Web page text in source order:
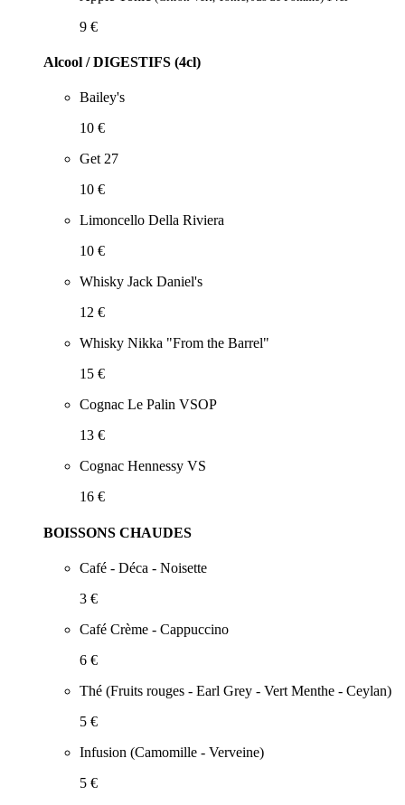
9 €
Alcool / DIGESTIFS (4cl)
Bailey's
10 €
Get 27
10 €
Limoncello Della Riviera
10 €
Whisky Jack Daniel's
12 €
Whisky Nikka "From the Barrel"
15 €
Cognac Le Palin VSOP
13 €
Cognac Hennessy VS
16 €
BOISSONS CHAUDES
Café - Déca - Noisette
3 €
Café Crème - Cappuccino
6 €
Thé (Fruits rouges - Earl Grey - Vert Menthe - Ceylan)
5 €
Infusion (Camomille - Verveine)
5 €